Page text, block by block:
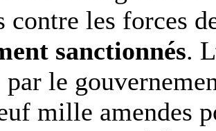
contre les forces
sanctionnés.
le
mille amendes